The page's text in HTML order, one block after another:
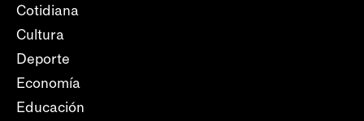
Cotidiana
Cultura
Deporte
Economía
Educación